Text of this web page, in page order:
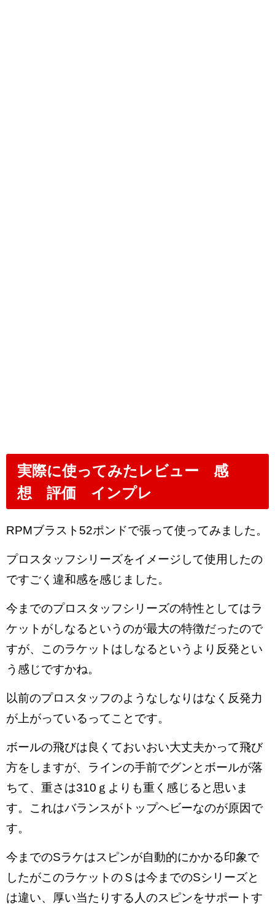
実際に使ってみたレビュー 感
想 評価 インプレ
RPMブラスト52ポンドで張って使ってみました。
プロスタッフシリーズをイメージして使用したの
ですごく違和感を感じました。
今までのプロスタッフシリーズの特性としてはラ
ケットがしなるというのが最大の特徴だったので
すが、このラケットはしなるというより反発とい
う感じですかね。
以前のプロスタッフのようなしなりはなく反発力
が上がっているってことです。
ボールの飛びは良くておいおい大丈夫かって飛び
方をしますが、ラインの手前でグンとボールが落
ちて、重さは310ｇよりも重く感じると思いま
す。これはバランスがトップヘビーなのが原因で
す。
今までのSラケはスピンが自動的にかかる印象で
したがこのラケットのＳは今までのSシリーズと
は違い、厚い当たりする人のスピンをサポートす